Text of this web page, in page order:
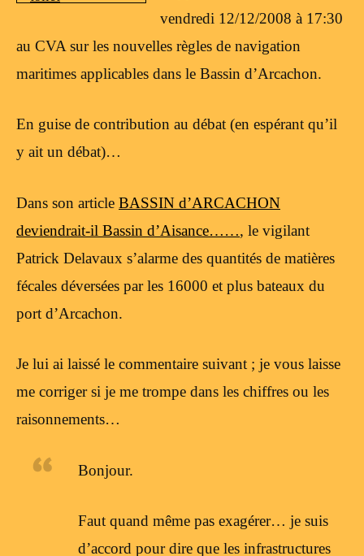
vendredi 12/12/2008 à 17:30
au CVA sur les nouvelles règles de navigation
maritimes applicables dans le Bassin d’Arcachon.
En guise de contribution au débat (en espérant qu’il
y ait un débat)…
Dans son article BASSIN d’ARCACHON
deviendrait-il Bassin d’Aisance……, le vigilant
Patrick Delavaux s’alarme des quantités de matières
fécales déversées par les 16000 et plus bateaux du
port d’Arcachon.
Je lui ai laissé le commentaire suivant ; je vous laisse
me corriger si je me trompe dans les chiffres ou les
raisonnements…
Bonjour.
Faut quand même pas exagérer… je suis
d’accord pour dire que les infrastructures